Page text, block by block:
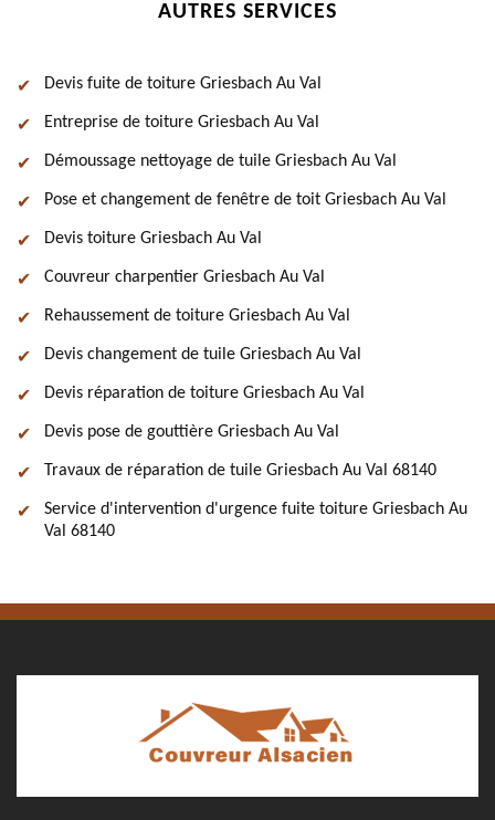
AUTRES SERVICES
Devis fuite de toiture Griesbach Au Val
Entreprise de toiture Griesbach Au Val
Démoussage nettoyage de tuile Griesbach Au Val
Pose et changement de fenêtre de toit Griesbach Au Val
Devis toiture Griesbach Au Val
Couvreur charpentier Griesbach Au Val
Rehaussement de toiture Griesbach Au Val
Devis changement de tuile Griesbach Au Val
Devis réparation de toiture Griesbach Au Val
Devis pose de gouttière Griesbach Au Val
Travaux de réparation de tuile Griesbach Au Val 68140
Service d'intervention d'urgence fuite toiture Griesbach Au
Val 68140